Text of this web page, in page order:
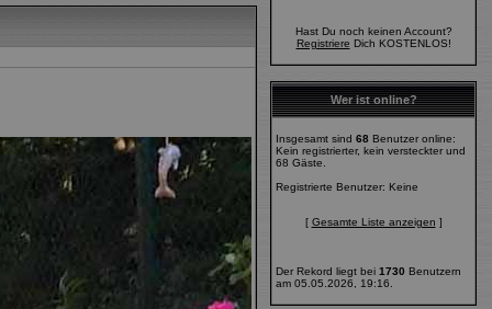
Hast Du noch keinen Account?
Registriere Dich KOSTENLOS!
Wer ist online?
Insgesamt sind 68 Benutzer online:
Kein registrierter, kein versteckter und
68 Gäste.
Registrierte Benutzer: Keine
[ Gesamte Liste anzeigen ]
Der Rekord liegt bei 1730 Benutzern
am 05.05.2026, 19:16.